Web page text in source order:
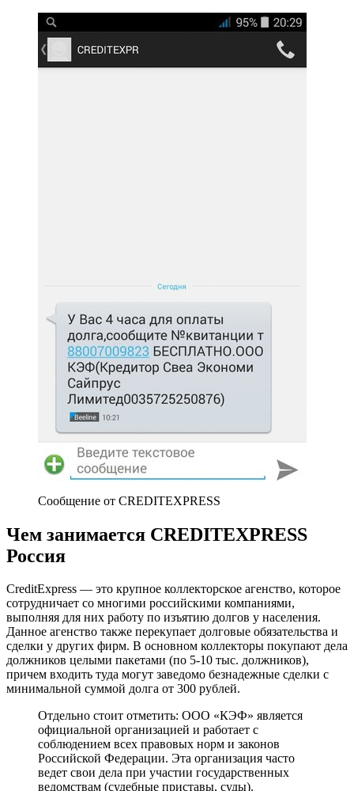
Сообщение от CREDITEXPRESS
Чем занимается CREDITEXPRESS
Россия
CreditExpress — это крупное коллекторское агенство, которое
сотрудничает со многими российскими компаниями,
выполняя для них работу по изъятию долгов у населения.
Данное агенство также перекупает долговые обязательства и
сделки у других фирм. В основном коллекторы покупают дела
должников целыми пакетами (по 5-10 тыс. должников),
причем входить туда могут заведомо безнадежные сделки с
минимальной суммой долга от 300 рублей.
Отдельно стоит отметить: ООО «КЭФ» является
официальной организацией и работает с
соблюдением всех правовых норм и законов
Российской Федерации. Эта организация часто
ведет свои дела при участии государственных
ведомствам (судебные приставы, суды).